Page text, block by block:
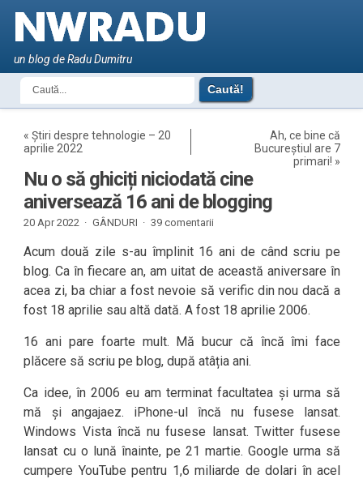
un blog de Radu Dumitru
«Știri despre tehnologie – 20
aprilie 2022
Ah, ce bine că
Bucureștiul are 7
primari! »
Nu o să ghiciți niciodată cine
aniversează 16 ani de blogging
20 Apr 2022 · GÂNDURI · 39 comentarii
Acum două zile s-au împlinit 16 ani de când scriu pe
blog. Ca în fiecare an, am uitat de această aniversare în
acea zi, ba chiar a fost nevoie să verific din nou dacă a
fost 18 aprilie sau altă dată. A fost 18 aprilie 2006.
16 ani pare foarte mult. Mă bucur că încă îmi face
plăcere să scriu pe blog, după atâția ani.
Ca idee, în 2006 eu am terminat facultatea și urma să
mă și angajaez. iPhone-ul încă nu fusese lansat.
Windows Vista încă nu fusese lansat. Twitter fusese
lansat cu o lună înainte, pe 21 martie. Google urma să
cumpere YouTube pentru 1,6 miliarde de dolari în acel